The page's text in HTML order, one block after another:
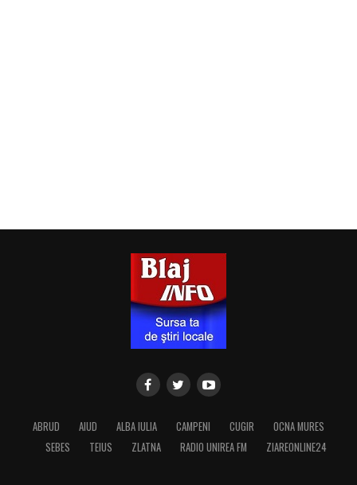
ABRUD AIUD ALBA IULIA CAMPENI CUGIR
OCNA MURES
SEBES
TEIUS ZLATNA RADIO UNIREA FM ZIAREONLINE24